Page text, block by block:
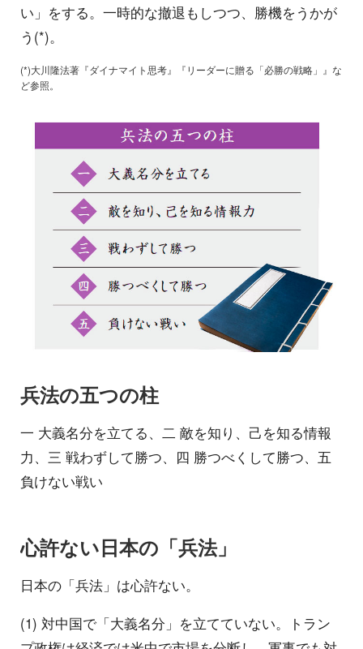
い」をする。一時的な撤退もしつつ、勝機をうかが
う(*)。
(*)大川隆法著『ダイナマイト思考』『リーダーに贈る「必勝の戦略」』な
ど参照。
兵法の五つの柱
一 大義名分を立てる、二 敵を知り、己を知る情報
力、三 戦わずして勝つ、四 勝つべくして勝つ、五
負けない戦い
心許ない日本の「兵法」
日本の「兵法」は心許ない。
(1) 対中国で「大義名分」を立てていない。トラン